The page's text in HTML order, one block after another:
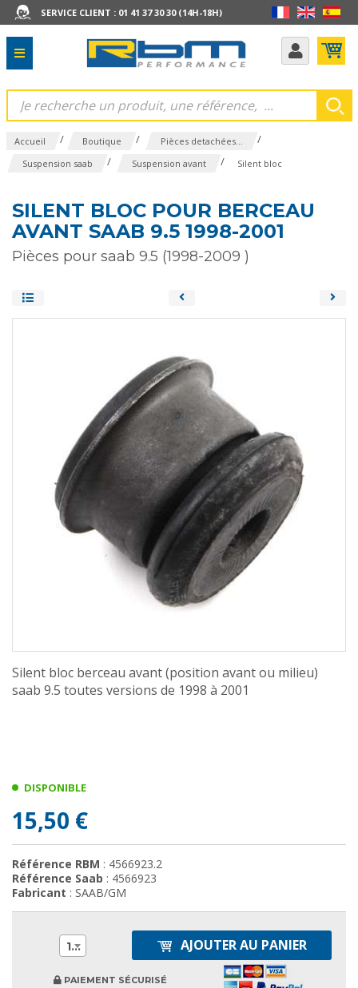
SERVICE CLIENT : 01 41 37 30 30 (14H-18H)
Accueil / Boutique / Pièces detachées... /
Suspension saab / Suspension avant / Silent bloc
SILENT BLOC POUR BERCEAU
AVANT SAAB 9.5 1998-2001
Pièces pour saab 9.5 (1998-2009 )
Silent bloc berceau avant (position avant ou milieu)
saab 9.5 toutes versions de 1998 à 2001
DISPONIBLE
15,50 €
Référence RBM : 4566923.2
Référence Saab : 4566923
Fabricant : SAAB/GM
1 AJOUTER AU PANIER
PAIEMENT SÉCURISÉ